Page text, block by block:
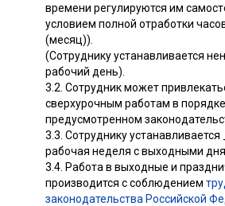
времени регулируются им
условием полной отработки
(месяц)).
(Сотруднику устанавливается
рабочий день).
3.2. Сотрудник может
сверхурочным работам в
предусмотренном
3.3. Сотруднику
рабочая неделя с выходными
3.4. Работа в выходные и
производится с соблюдением
законодательства Российской